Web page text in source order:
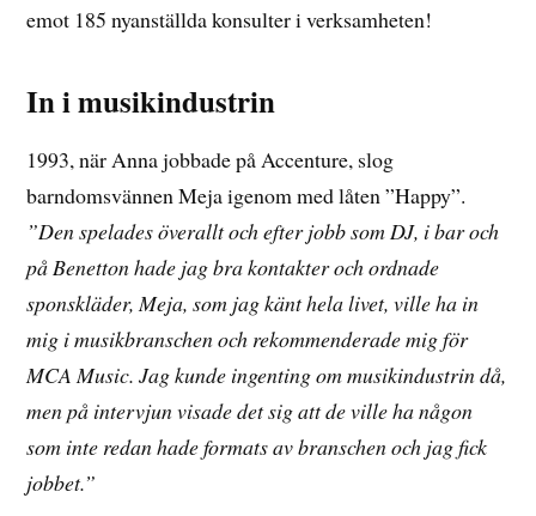
emot 185 nyanställda konsulter i verksamheten!
In i musikindustrin
1993, när Anna jobbade på Accenture, slog
barndomsvännen Meja igenom med låten ”Happy”.
”Den spelades överallt och efter jobb som DJ, i bar och
på Benetton hade jag bra kontakter och ordnade
sponskläder, Meja, som jag känt hela livet, ville ha in
mig i musikbranschen och rekommenderade mig för
MCA Music. Jag kunde ingenting om musikindustrin då,
men på intervjun visade det sig att de ville ha någon
som inte redan hade formats av branschen och jag fick
jobbet.”